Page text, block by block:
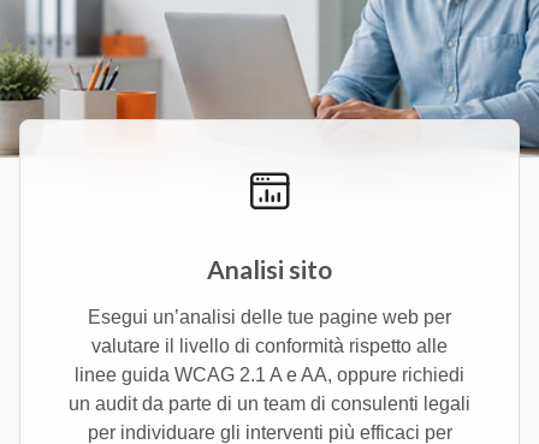
Analisi sito
Esegui un’analisi delle tue pagine web per
valutare il livello di conformità rispetto alle
linee guida WCAG 2.1 A e AA, oppure richiedi
un audit da parte di un team di consulenti legali
per individuare gli interventi più efficaci per